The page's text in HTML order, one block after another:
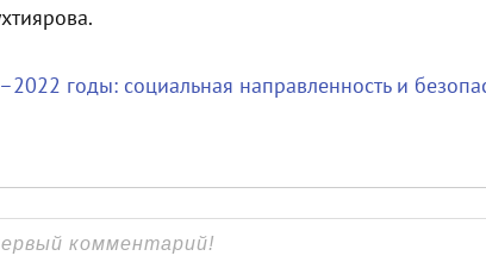
годы: социальная направленность и